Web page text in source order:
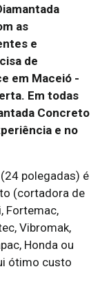
as
e
de
em Maceió -
Em todas
Concreto
e no
polegadas) é
(cortadora de
Fortemac,
Vibromak,
Honda ou
ótimo custo